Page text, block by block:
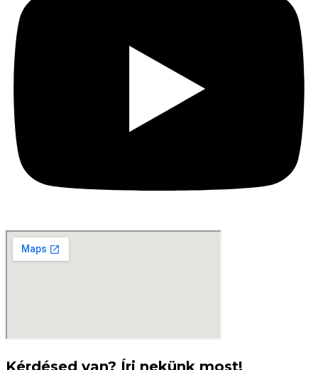
Kérdésed van? Írj nekünk most!